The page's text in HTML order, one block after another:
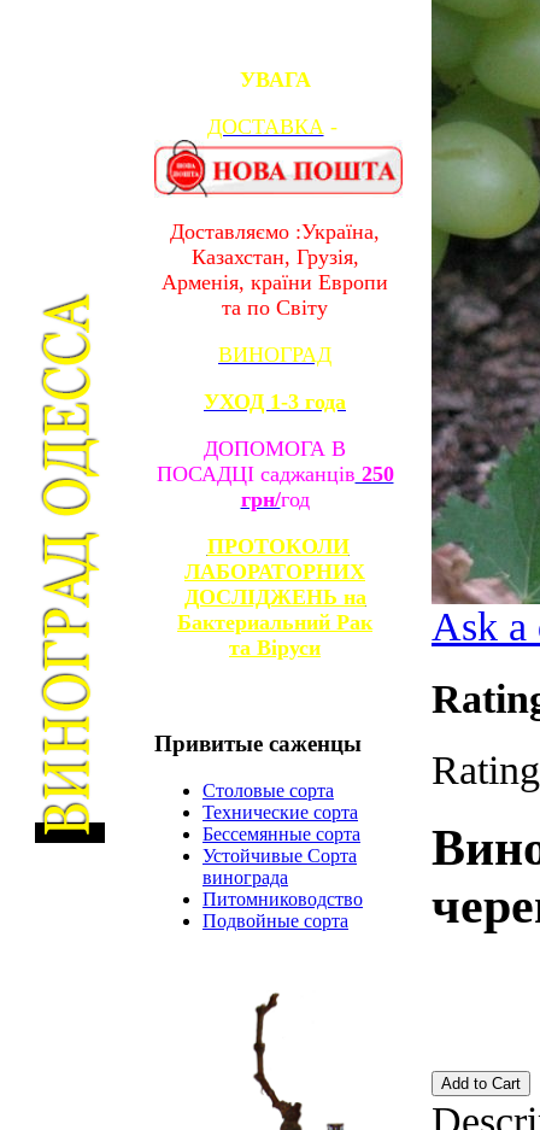
УВАГА
ДОСТАВКА-
Доставляємо :Україна,
Казахстан, Грузія,
Арменія, країни Европи
та по Світу
ВИНОГРАД
УХОД 1-3 года
ДОПОМОГА В
ПОСАДЦІ саджанців 250
грн/год
ПРОТОКОЛИ
ЛАБОРАТОРНИХ
ДОСЛІДЖЕНЬ на
Бактериальний Рак
та Віруси
Привитые саженцы
Столовые сорта
Технические сорта
Бессемянные сорта
Устойчивые Сорта
винограда
Питомниководство
Подвойные сорта
Ask a